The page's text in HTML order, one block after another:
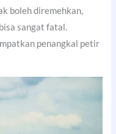
boleh diremehkan,
sangat fatal.
penangkal petir